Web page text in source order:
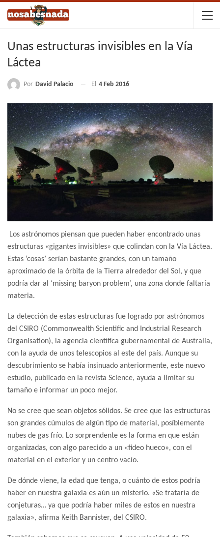
Unas estructuras invisibles en la Vía
Láctea
Por David Palacio El 4 Feb 2016
Los astrónomos piensan que pueden haber encontrado unas
estructuras «gigantes invisibles» que colindan con la Vía Láctea.
Estas ‘cosas’ serían bastante grandes, con un tamaño
aproximado de la órbita de la Tierra alrededor del Sol, y que
podría dar al ‘missing baryon problem’, una zona donde faltaría
materia.
La detección de estas estructuras fue logrado por astrónomos
del CSIRO (Commonwealth Scientific and Industrial Research
Organisation), la agencia científica gubernamental de Australia,
con la ayuda de unos telescopios al este del país. Aunque su
descubrimiento se había insinuado anteriormente, este nuevo
estudio, publicado en la revista Science, ayuda a limitar su
tamaño e informar un poco mejor.
No se cree que sean objetos sólidos. Se cree que las estructuras
son grandes cúmulos de algún tipo de material, posíblemente
nubes de gas frío. Lo sorprendente es la forma en que están
organizadas, con algo parecido a un «fideo hueco», con el
material en el exterior y un centro vacío.
De dónde viene, la edad que tenga, o cuánto de estos podría
haber en nuestra galaxia es aún un misterio. «Se trataría de
conjeturas… ya que podría haber miles de estos en nuestra
galaxia», afirma Keith Bannister, del CSIRO.